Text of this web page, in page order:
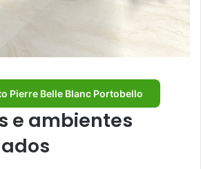
Pierre Belle Blanc Portobello
e ambientes